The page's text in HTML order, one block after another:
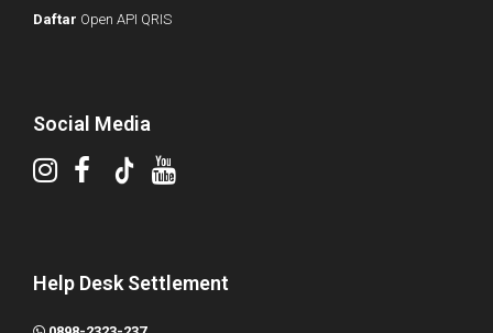
Daftar Open API QRIS
Social Media
Help Desk Settlement